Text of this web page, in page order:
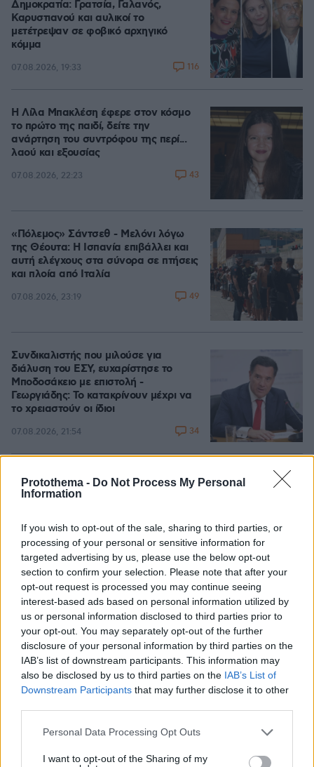
Protothema - Do Not Process My Personal
Information
If you wish to opt-out of the sale, sharing to third parties, or
processing of your personal or sensitive information for
targeted advertising by us, please use the below opt-out
section to confirm your selection. Please note that after your
opt-out request is processed you may continue seeing
interest-based ads based on personal information utilized by
us or personal information disclosed to third parties prior to
your opt-out. You may separately opt-out of the further
disclosure of your personal information by third parties on the
IAB’s list of downstream participants. This information may
also be disclosed by us to third parties on the IAB’s List of
Downstream Participants that may further disclose it to other
Please note that this website/app uses one or more Google
not limited to your visit or usage behaviour. You may click to
Personal Data Processing Opt Outs
I want to opt-out of the Sharing of my
Δημοκρατία: Γρατσία, Γαλανός,
Καρυστιανού και αυλικοί το
μετέτρεψαν σε φοβικό αρχηγικό
κόμμα
07.08.2026, 19:33 116
Η Λίλα Μπακλέση έφερε στον κόσμο
το πρώτο της παιδί, δείτε την
ανάρτηση του συντρόφου της περί...
λαού και εξουσίας
07.08.2026, 22:23 43
«Πόλεμος» Σάντσεθ - Μελόνι λόγω
της Θέουτα: Η Ισπανία επιβάλλει και
αυτή ελέγχους στα σύνορα σε πτήσεις
και πλοία από Ιταλία
07.08.2026, 23:19 49
Συνδικαλιστής που μιλούσε για
διάλυση του ΕΣΥ, ευχαρίστησε το
Μποδοσάκειο με επιστολή -
Γεωργιάδης: Το κατακρίνουν μέχρι να
το χρειαστούν οι ίδιοι
07.08.2026, 21:54 34
Games
Cut The Rope Northern Heights Candy
ΔΕΙΤΕ ΟΛΑ ΤΑ GAMES
Best of Network